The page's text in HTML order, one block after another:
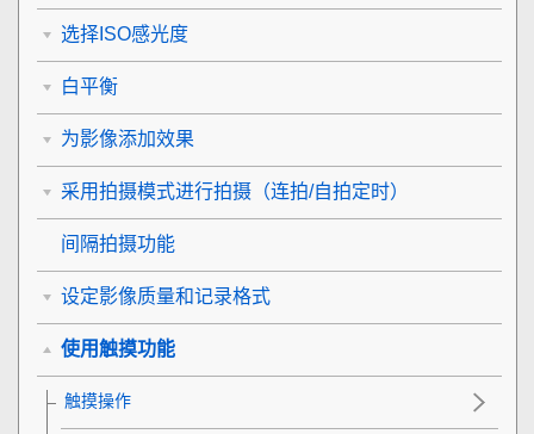
选择ISO感光度
白平衡
为影像添加效果
采用拍摄模式进行拍摄（连拍/自拍定时）
间隔拍摄功能
设定影像质量和记录格式
使用触摸功能
触摸操作